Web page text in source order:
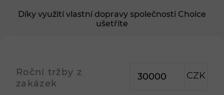
Díky využití vlastní dopravy společnosti Choice
ušetříte
Roční tržby z
zakázek
CZK